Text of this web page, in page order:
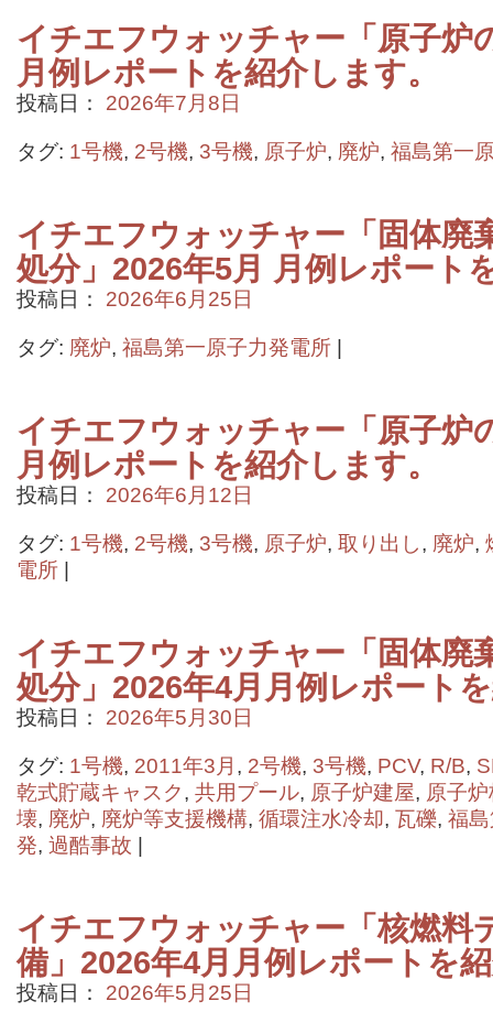
イチエフウォッチャー「原子炉
月例レポートを紹介します。
投稿日： 2026年7月8日
タグ: 1号機, 2号機, 3号機, 原子炉, 廃炉, 福島第一
イチエフウォッチャー「固体廃
処分」2026年5月 月例レポート
投稿日： 2026年6月25日
タグ: 廃炉, 福島第一原子力発電所
イチエフウォッチャー「原子炉
月例レポートを紹介します。
投稿日： 2026年6月12日
タグ: 1号機, 2号機, 3号機, 原子炉, 取り出し, 廃炉,
電所
イチエフウォッチャー「固体廃
処分」2026年4月月例レポート
投稿日： 2026年5月30日
タグ: 1号機, 2011年3月 , 2号機, 3号機, PCV, R/B,
乾式貯蔵キャスク, 共用プール, 原子炉建屋, 原子
壊, 廃炉, 廃炉等支援機構, 循環注水冷却, 瓦礫, 福
発, 過酷事故
イチエフウォッチャー「核燃料
備」2026年4月月例レポートを
投稿日： 2026年5月25日